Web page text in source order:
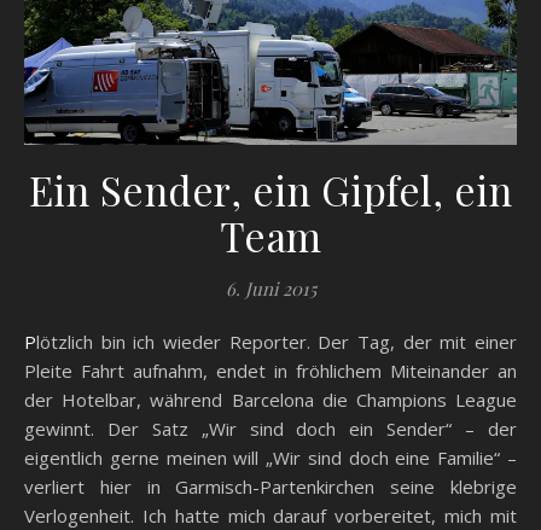
Ein Sender, ein Gipfel, ein
Team
6. Juni 2015
Plötzlich bin ich wieder Reporter. Der Tag, der mit einer
Pleite Fahrt aufnahm, endet in fröhlichem Miteinander an
der Hotelbar, während Barcelona die Champions League
gewinnt. Der Satz „Wir sind doch ein Sender“ – der
eigentlich gerne meinen will „Wir sind doch eine Familie“ –
verliert hier in Garmisch-Partenkirchen seine klebrige
Verlogenheit. Ich hatte mich darauf vorbereitet, mich mit